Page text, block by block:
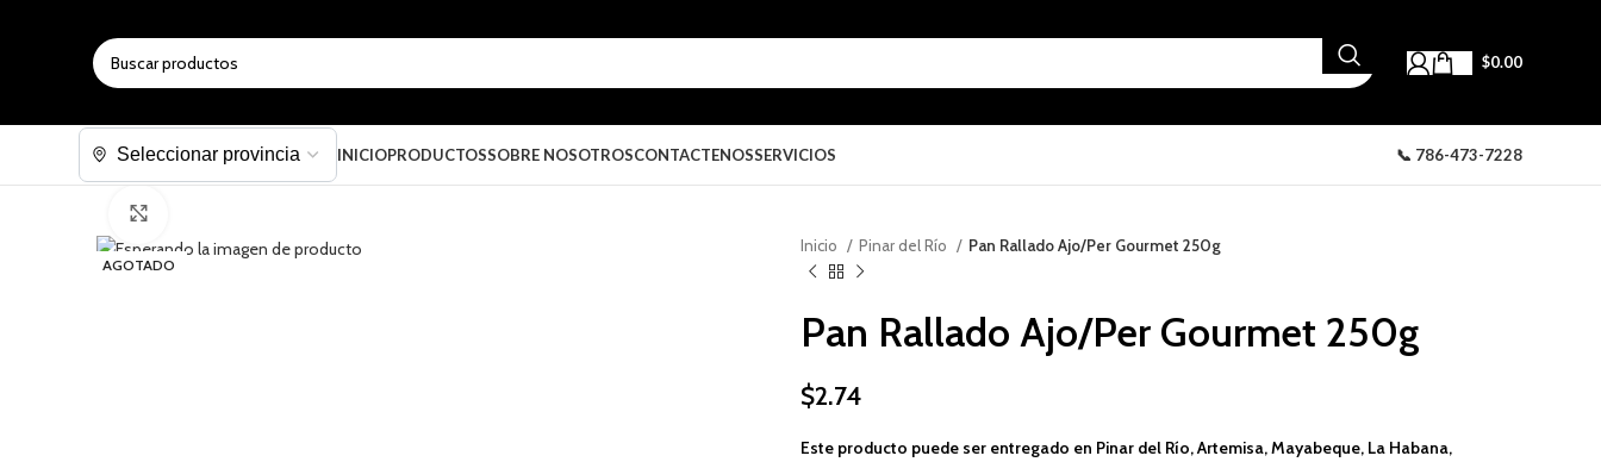
$0.00
INICIOPRODUCTOSSOBRE NOSOTROSCONTACTENOSSERVICIOS 📞 786-473-7228
AGOTADO
Inicio Pinar del Río Pan Rallado Ajo/Per Gourmet 250g
Pan Rallado Ajo/Per Gourmet 250g
$2.74
Este producto puede ser entregado en Pinar del Río, Artemisa, Mayabeque, La Habana,